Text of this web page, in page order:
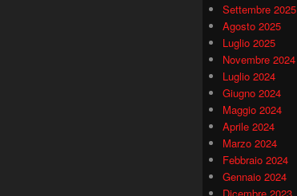
Settembre 2025
Agosto 2025
Luglio 2025
Novembre 2024
Luglio 2024
Giugno 2024
Maggio 2024
Aprile 2024
Marzo 2024
Febbraio 2024
Gennaio 2024